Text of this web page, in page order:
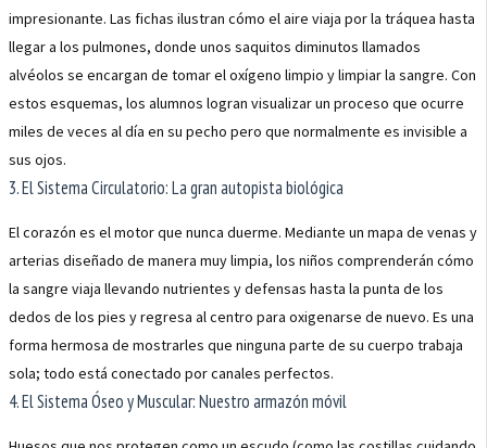
impresionante. Las fichas ilustran cómo el aire viaja por la tráquea hasta
llegar a los pulmones, donde unos saquitos diminutos llamados
alvéolos se encargan de tomar el oxígeno limpio y limpiar la sangre. Con
estos esquemas, los alumnos logran visualizar un proceso que ocurre
miles de veces al día en su pecho pero que normalmente es invisible a
sus ojos.
3. El Sistema Circulatorio: La gran autopista biológica
El corazón es el motor que nunca duerme. Mediante un mapa de venas y
arterias diseñado de manera muy limpia, los niños comprenderán cómo
la sangre viaja llevando nutrientes y defensas hasta la punta de los
dedos de los pies y regresa al centro para oxigenarse de nuevo. Es una
forma hermosa de mostrarles que ninguna parte de su cuerpo trabaja
sola; todo está conectado por canales perfectos.
4. El Sistema Óseo y Muscular: Nuestro armazón móvil